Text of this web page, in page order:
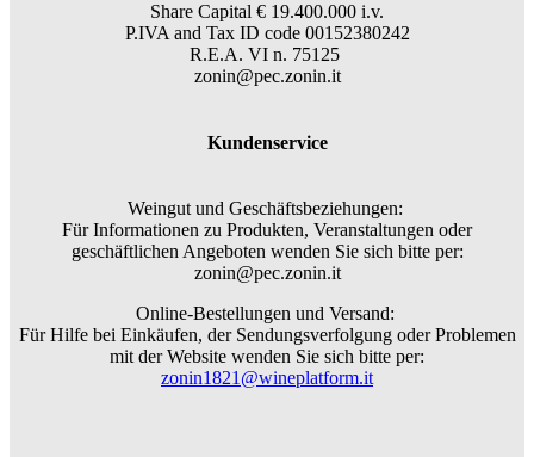
Share Capital € 19.400.000 i.v.
P.IVA and Tax ID code 00152380242
R.E.A. VI n. 75125
zonin@pec.zonin.it
Kundenservice
Weingut und Geschäftsbeziehungen:
Für Informationen zu Produkten, Veranstaltungen oder
geschäftlichen Angeboten wenden Sie sich bitte per:
zonin@pec.zonin.it
Online-Bestellungen und Versand:
Für Hilfe bei Einkäufen, der Sendungsverfolgung oder Problemen
mit der Website wenden Sie sich bitte per:
zonin1821@wineplatform.it